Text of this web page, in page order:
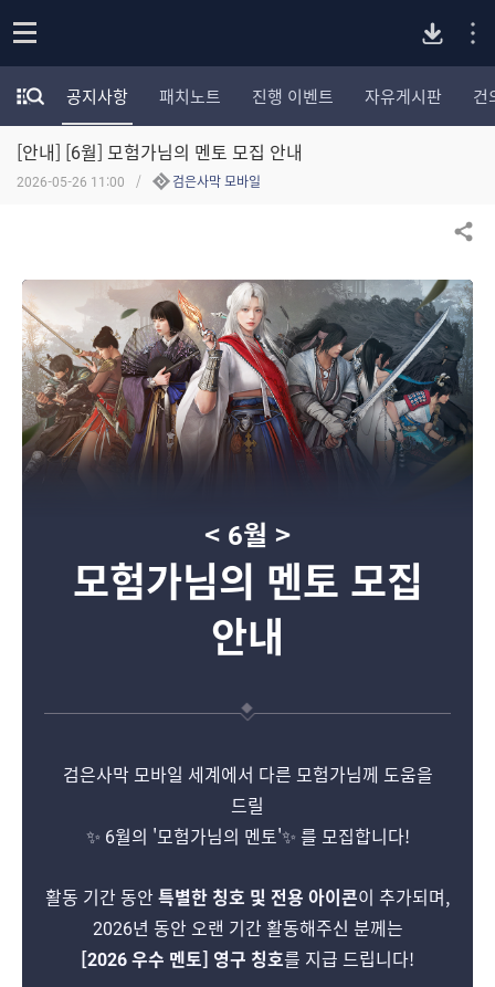
p
e
n
다
운
로
드
모
험
가
포
리
전
체
보
기
공지사항 패치노트 진행 이벤트 자유게시판 건
[안내] [6월] 모험가님의 멘토 모집 안내
2026-05-26 11:00 검은사막 모바일
공유하기
< 6월 >
모험가님의 멘토 모집
안내
검은사막 모바일 세계에서 다른 모험가님께 도움을
드릴
✨ 6월의 '모험가님의 멘토'✨ 를 모집합니다!
활동 기간 동안 특별한 칭호 및 전용 아이콘이 추가되며,
2026년 동안 오랜 기간 활동해주신 분께는
[2026 우수 멘토] 영구 칭호를 지급 드립니다!